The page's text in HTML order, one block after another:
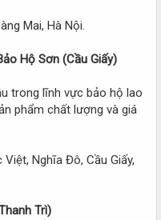
Mai, Hà Nội.
Hộ Sơn (Cầu Giấy)
trong lĩnh vực bảo hộ lao
phẩm chất lượng và giá
Nghĩa Đô, Cầu Giấy,
Trì)